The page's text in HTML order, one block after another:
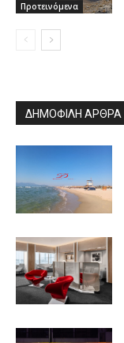
Προτεινόμενα
ΔΗΜΟΦΙΛΗ ΑΡΘΡΑ